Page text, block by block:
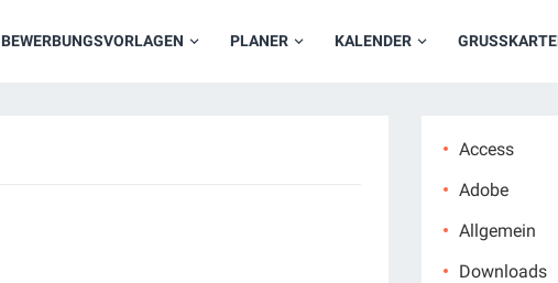
BEWERBUNGSVORLAGEN PLANER KALENDER GRUSSKARTEN
Access
Adobe
Allgemein
Downloads